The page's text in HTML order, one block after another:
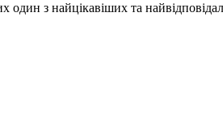
з найцікавіших та